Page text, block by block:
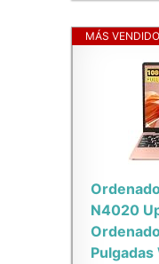
MÁS
N4020
Pulgadas